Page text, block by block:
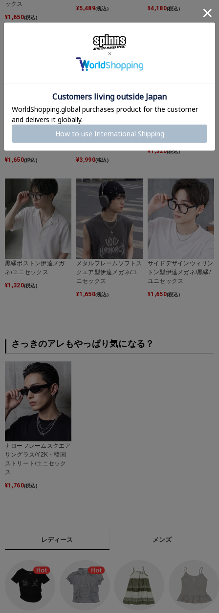
ックス
¥1,650(税込)
¥5,489(税込) ¥4,180(税込)
メタルフレームソフトス
ニセックス/韓国・ギー
¥1,650(税込)
【28%OFF】ヴィンテー
ニムパンツ/ユニセック
¥3,990(税込)
ニセックス
¥1,320(税込)
黒縁ボストン伊達メガ
ネ/ユニセックス
¥1,320(税込)
メタルフレームソフトス
クエア型伊達メガネ/ユ
ニセックス
¥1,650(税込)
サイドデザインウィリン
トン型伊達メガネ/黒縁/
ユニセックス
¥1,650(税込)
さっきのアレもやっぱり気になる？
ナローフレームスクエア
サングラス/Y2K・韓国
ストリート/ユニセック
ス
¥1,760(税込)
レディース メンズ